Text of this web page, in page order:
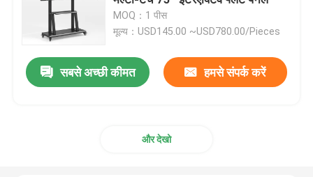
इलेक्ट्रॉनिक इंटरएक्टिव व्हाइटबोर्ड
इंटरैक्टिव फ्लैट पैनल
MOQ：1 पीस
मूल्य：USD145.00 ~USD780.00/Pieces
सबसे अच्छी कीमत हमसे संपर्क करें
और देखो